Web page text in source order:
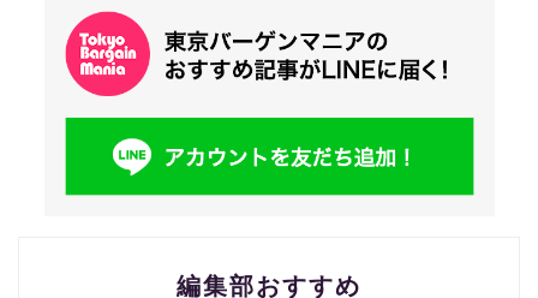
編集部おすすめ